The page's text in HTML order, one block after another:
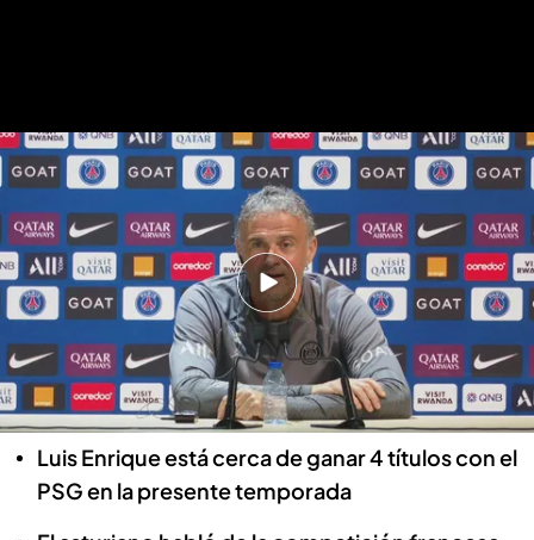
Luis Enrique y su 'casi record' en
rueda de prensa: "Iba a ser la
primera vez que no me preguntaban
por Mbappé"
Luis Enrique y su 'casi record' en rueda de prensa
Diego Páez de Roque
23 ABR 2024 - 16:02h.
Luis Enrique está cerca de ganar 4 títulos con el
PSG en la presente temporada